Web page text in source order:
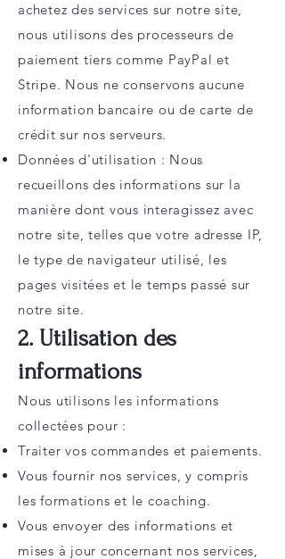
achetez des services sur notre site,
nous utilisons des processeurs de
paiement tiers comme PayPal et
Stripe. Nous ne conservons aucune
information bancaire ou de carte de
crédit sur nos serveurs.
Données d'utilisation : Nous
recueillons des informations sur la
manière dont vous interagissez avec
notre site, telles que votre adresse IP,
le type de navigateur utilisé, les
pages visitées et le temps passé sur
notre site.
2. Utilisation des
informations
Nous utilisons les informations
collectées pour :
Traiter vos commandes et paiements.
Vous fournir nos services, y compris
les formations et le coaching.
Vous envoyer des informations et
mises à jour concernant nos services,